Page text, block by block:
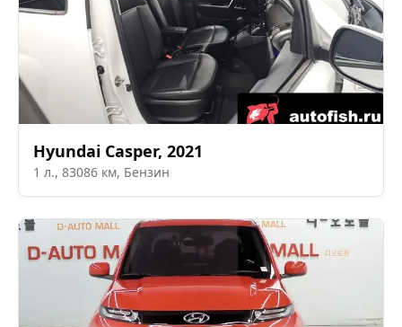
Hyundai Casper, 2021
1 л., 83086 км, Бензин